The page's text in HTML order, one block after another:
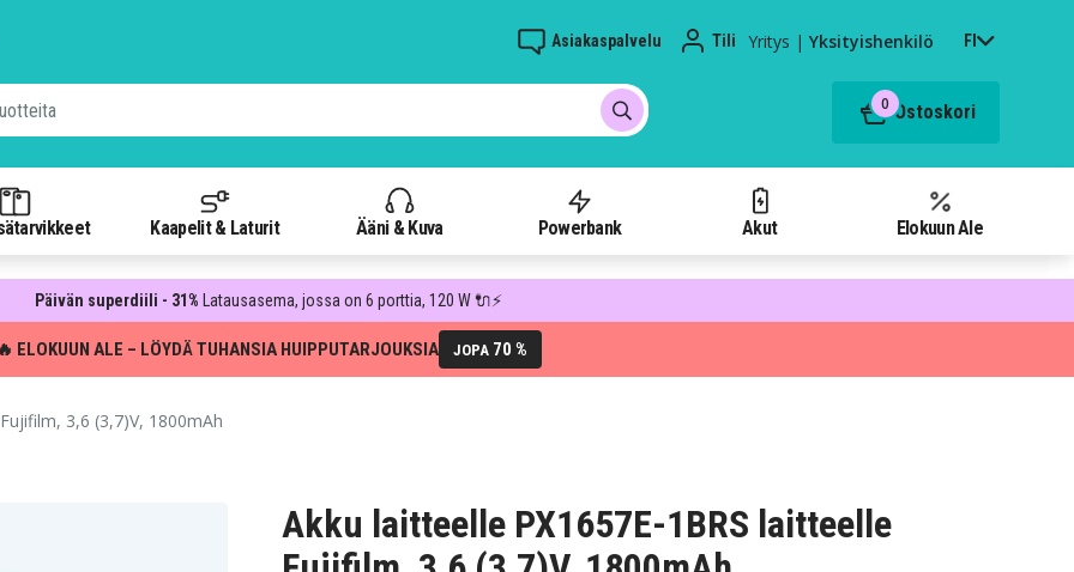
Asiakaspalvelu Tili Yritys | Yksityishenkilö FI
0 Ostoskori
Kaapelit & Laturit Ääni & Kuva Powerbank Akut Elokuun Ale
Päivän superdiili - 31% Latausasema, jossa on 6 porttia, 120 W 🔌⚡
ELOKUUN ALE – LÖYDÄ TUHANSIA HUIPPUTARJOUKSIA JOPA 70 %
3,6 (3,7)V, 1800mAh
Akku laitteelle PX1657E-1BRS laitteelle